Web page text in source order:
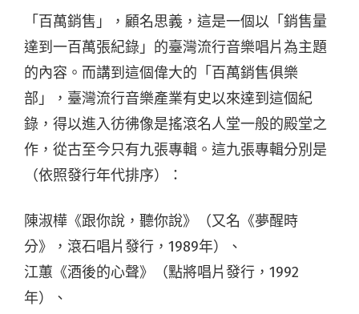
「百萬銷售」，顧名思義，這是一個以「銷售量
達到一百萬張紀錄」的臺灣流行音樂唱片為主題
的內容。而講到這個偉大的「百萬銷售俱樂
部」，臺灣流行音樂產業有史以來達到這個紀
錄，得以進入彷彿像是搖滾名人堂一般的殿堂之
作，從古至今只有九張專輯。這九張專輯分別是
（依照發行年代排序）：
陳淑樺《跟你說，聽你說》（又名《夢醒時
分》，滾石唱片發行，1989年）、
江蕙《酒後的心聲》（點將唱片發行，1992
年）、